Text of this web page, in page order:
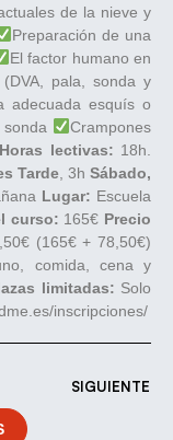
de la nieve y
Preparación de una
El factor humano en
(DVA, pala, sonda y
adecuada esquís o
sonda
Crampones
Horas lectivas: 18h.
Tarde , 3h Sábado,
Lugar: Escuela
curso: 165€ Precio
(165€ + 78,50€)
comida, cena y
limitadas: Solo
inscripciones/
SIGUIENTE